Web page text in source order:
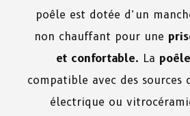
poêle est dotée d’un
non chauffant pour une
et confortable. La
compatible avec des sources
électrique ou